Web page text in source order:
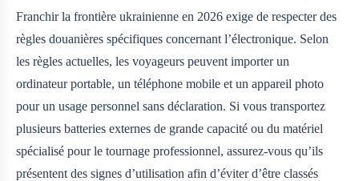
Franchir la frontière ukrainienne en 2026 exige de respecter des
règles douanières spécifiques concernant l’électronique. Selon
les règles actuelles, les voyageurs peuvent importer un
ordinateur portable, un téléphone mobile et un appareil photo
pour un usage personnel sans déclaration. Si vous transportez
plusieurs batteries externes de grande capacité ou du matériel
spécialisé pour le tournage professionnel, assurez-vous qu’ils
présentent des signes d’utilisation afin d’éviter d’être classés